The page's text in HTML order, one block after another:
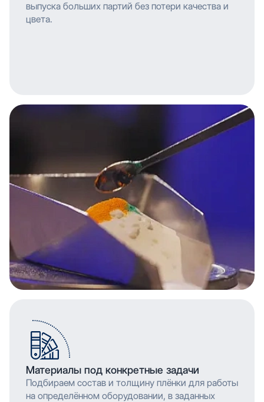
выпуска больших партий без потери качества и
цвета.
Материалы под конкретные задачи
Подбираем состав и толщину плёнки для работы
на определённом оборудовании, в заданных